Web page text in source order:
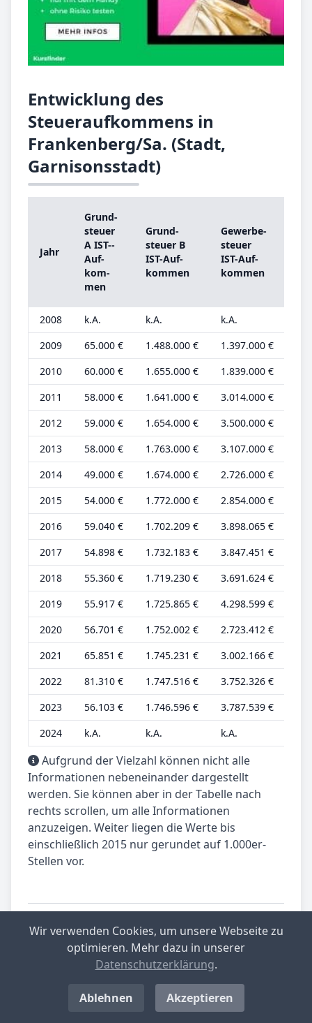
Entwicklung des
Steueraufkommens in
Frankenberg/Sa. (Stadt,
Garnisonsstadt)
Jahr
Grund­
steu­er
A IST-­
Auf­
kom­
men
Grund­
steu­er B
IST-­Auf­
kom­men
Ge­wer­be­
steu­er
IST-­Auf­
kom­men
2008 k.A. k.A. k.A.
2009
65.000 € 1.488.000 € 1.397.000 €
2010
60.000 € 1.655.000 € 1.839.000 €
2011
58.000 € 1.641.000 € 3.014.000 €
2012
59.000 € 1.654.000 € 3.500.000 €
2013
58.000 € 1.763.000 € 3.107.000 €
2014
49.000 € 1.674.000 € 2.726.000 €
2015
54.000 € 1.772.000 € 2.854.000 €
2016
59.040 € 1.702.209 € 3.898.065 €
2017
54.898 € 1.732.183 € 3.847.451 €
2018
55.360 € 1.719.230 € 3.691.624 €
2019
55.917 € 1.725.865 € 4.298.599 €
2020
56.701 € 1.752.002 € 2.723.412 €
2021
65.851 € 1.745.231 € 3.002.166 €
2022
81.310 € 1.747.516 € 3.752.326 €
2023
56.103 € 1.746.596 € 3.787.539 €
2024
k.A. k.A. k.A.
Aufgrund der Vielzahl können nicht alle
Informationen nebeneinander dargestellt
werden. Sie können aber in der Tabelle nach
rechts scrollen, um alle Informationen
anzuzeigen. Weiter liegen die Werte bis
einschließlich 2015 nur gerundet auf 1.000er-
Stellen vor.
Dieser Beitrag wird betreut von:
Matthias Kühn, Data-Analyst
gewerbesteuer.net.
Spezialist für Datenanalyse.
Teilen Sie unseren Beitrag
Wir verwenden Cookies, um unsere Webseite zu
optimieren. Mehr dazu in unserer
Datenschutzerklärung.
Ablehnen Akzeptieren